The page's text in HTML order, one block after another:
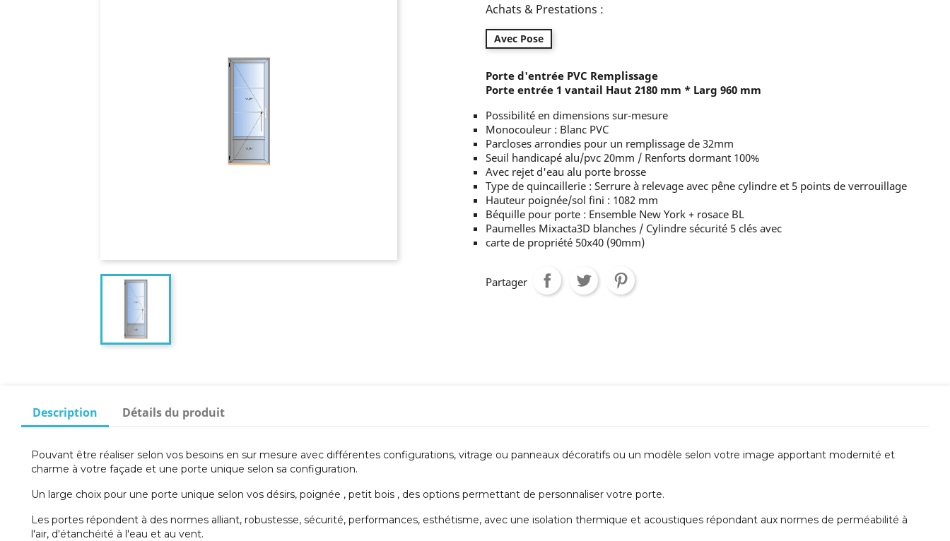
Achats & Prestations :
Avec Pose
Porte d'entrée PVC Remplissage
Porte entrée 1 vantail Haut 2180 mm * Larg 960 mm
Possibilité en dimensions sur-mesure
Monocouleur : Blanc PVC
Parcloses arrondies pour un remplissage de 32mm
Seuil handicapé alu/pvc 20mm / Renforts dormant 100%
Avec rejet d'eau alu porte brosse
Type de quincaillerie : Serrure à relevage avec pêne cylindre et 5 points de verrouillage
Hauteur poignée/sol fini : 1082 mm
Béquille pour porte : Ensemble New York + rosace BL
Paumelles Mixacta3D blanches / Cylindre sécurité 5 clés avec
carte de propriété 50x40 (90mm)
Partager
Description Détails du produit
Pouvant être réaliser selon vos besoins en sur mesure avec différentes configurations, vitrage ou panneaux décoratifs ou un modèle selon votre image apportant modernité et
charme à votre façade et une porte unique selon sa configuration.
Un large choix pour une porte unique selon vos désirs, poignée , petit bois , des options permettant de personnaliser votre porte.
Les portes répondent à des normes alliant, robustesse, sécurité, performances, esthétisme, avec une isolation thermique et acoustiques répondant aux normes de perméabilité à
l'air, d'étanchéité à l'eau et au vent.